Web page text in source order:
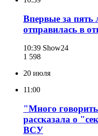
Впервые за пять
отправилась в
10:39 Show24
1 598
20 июля
11:00
"Много
рассказала о
ВСУ